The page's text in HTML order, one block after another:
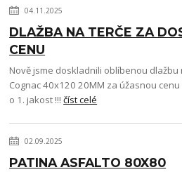
04.11.2025
DLAŽBA NA TERČE ZA
CENU
Nově jsme doskladnili oblíbenou dlažbu
Cognac 40x120 20MM za úžasnou
o 1. jakost !!!číst celé
02.09.2025
PATINA ASFALTO 80X80